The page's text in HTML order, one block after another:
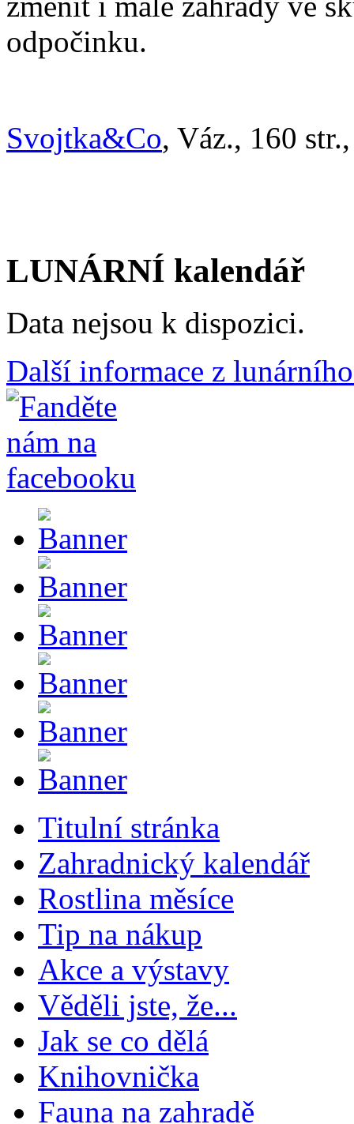
odpočinku.
Svojtka&Co, Váz., 160
LUNÁRNÍ kalendář
Data nejsou k dispozici.
Další informace z
Titulní stránka
Zahradnický kalendář
Rostlina měsíce
Tip na nákup
Akce a výstavy
Věděli jste, že...
Jak se co dělá
Knihovnička
Fauna na zahradě